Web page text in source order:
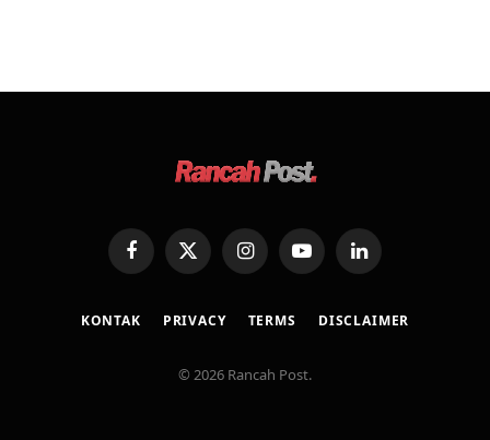
FacebookX
(Twitter)
InstagramYouTubeLinkedIn
KONTAK PRIVACY TERMS DISCLAIMER
© 2026 Rancah Post.